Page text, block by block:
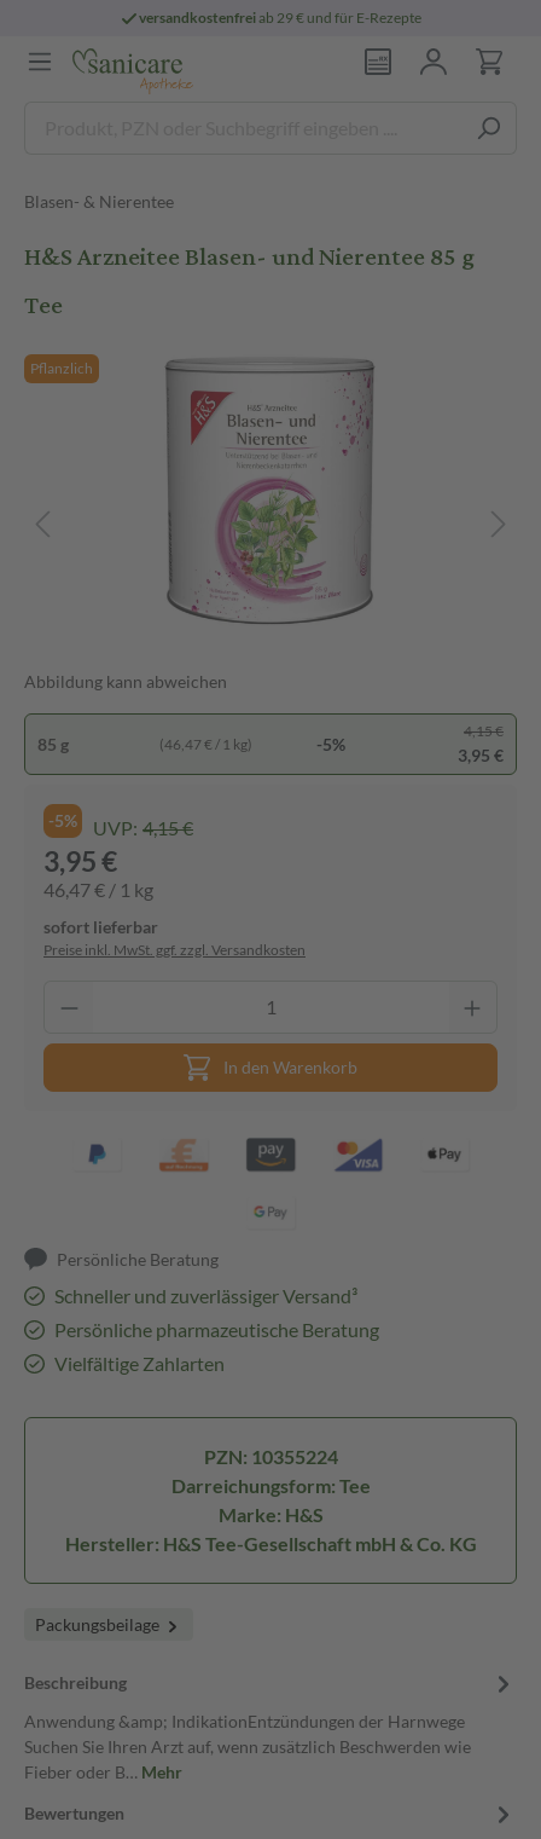
versandkostenfreiab 29 € und für E-Rezepte
Blasen- & Nierentee
H&S Arzneitee Blasen- und Nierentee 85 g
Tee
Pflanzlich
Abbildung kann abweichen
85 g (46,47 € / 1 kg) -5%
4,15 €
3,95 €
-5% UVP: 4,15 €
3,95 €
46,47 € / 1 kg
sofort lieferbar
Preise inkl. MwSt. ggf. zzgl. Versandkosten
In den Warenkorb
Persönliche Beratung
Schneller und zuverlässiger Versand³
Persönliche pharmazeutische Beratung
Vielfältige Zahlarten
PZN: 10355224
Darreichungsform: Tee
Marke: H&S
Hersteller: H&S Tee-Gesellschaft mbH & Co. KG
Packungsbeilage
Beschreibung
Anwendung &amp; IndikationEntzündungen der Harnwege
Suchen Sie Ihren Arzt auf, wenn zusätzlich Beschwerden wie
Fieber oder B… Mehr
Bewertungen